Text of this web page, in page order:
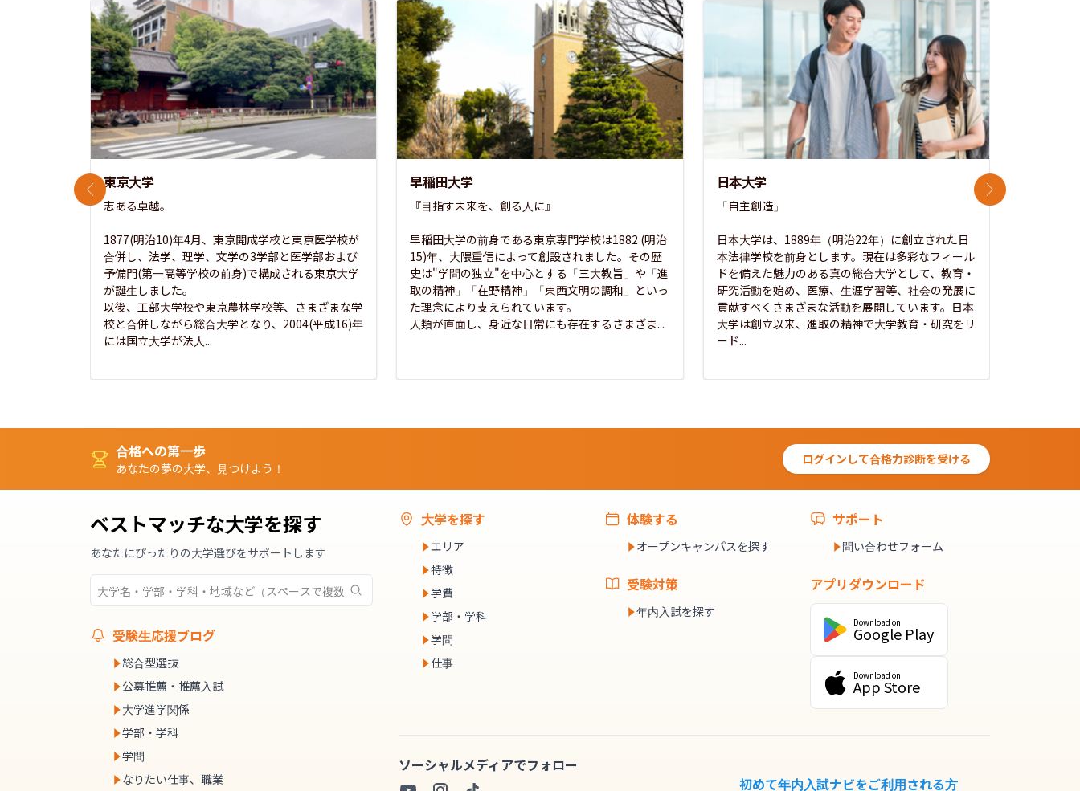
東京大学
志ある卓越。
1877(明治10)年4月、東京開成学校と東京医学校が
合併し、法学、理学、文学の3学部と医学部および
予備門(第一高等学校の前身)で構成される東京大学
が誕生しました。
以後、工部大学校や東京農林学校等、さまざまな学
校と合併しながら総合大学となり、2004(平成16)年
には国立大学が法人...
早稲田大学
『目指す未来を、創る人に』
早稲田大学の前身である東京専門学校は1882 (明治
15)年、大隈重信によって創設されました。その歴
史は"学問の独立"を中心とする「三大教旨」や「進
取の精神」「在野精神」「東西文明の調和」といっ
た理念により支えられています。
人類が直面し、身近な日常にも存在するさまざま...
日本大学
「自主創造」
日本大学は、1889年（明治22年）に創立された日
本法律学校を前身とします。現在は多彩なフィール
ドを備えた魅力のある真の総合大学として、教育・
研究活動を始め、医療、生涯学習等、社会の発展に
貢献すべくさまざまな活動を展開しています。日本
大学は創立以来、進取の精神で大学教育・研究をリ
ード...
前のスライド 次のスライド
合格への第一歩
あなたの夢の大学、見つけよう！
ログインして合格力診断を受ける
ベストマッチな大学を探す
あなたにぴったりの大学選びをサポートします
受験生応援ブログ
総合型選抜
公募推薦・推薦入試
大学進学関係
学部・学科
学問
なりたい仕事、職業
大学を探す
エリア
特徴
学費
学部・学科
学問
仕事
体験する
オープンキャンパスを探す
受験対策
年内入試を探す
サポート
問い合わせフォーム
アプリダウンロード
Download on
Google Play
Download on
App Store
ソーシャルメディアでフォロー
初めて年内入試ナビをご利用される方